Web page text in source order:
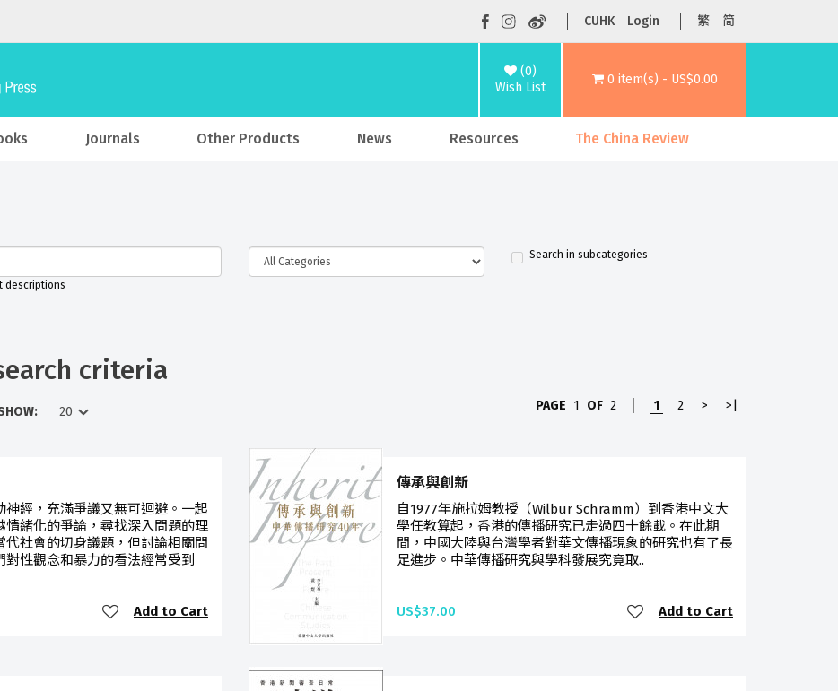
CUHK Login 繁 简
(0)
Wish List
0 item(s) - US$0.00
Journals Other Products News Resources The China Review
descriptions
Search in subcategories
criteria
PAGE 1 OF 2 1 2 > >|
神經，充滿爭議又無可迴避。一起
情緒化的爭論，尋找深入問題的理
代社會的切身議題，但討論相關問
性觀念和暴力的看法經常受到
Add to Cart
傳承與創新
自1977年施拉姆教授（Wilbur Schramm）到香港中文大
學任教算起，香港的傳播研究已走過四十餘載。在此期
間，中國大陸與台灣學者對華文傳播現象的研究也有了長
足進步。中華傳播研究與學科發展究竟取..
US$37.00 Add to Cart